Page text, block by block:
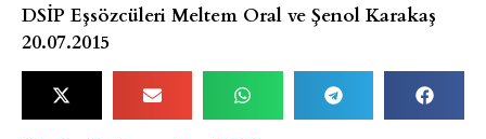
DSİP Eşsözcüleri Meltem Oral ve Şenol Karakaş
20.07.2015